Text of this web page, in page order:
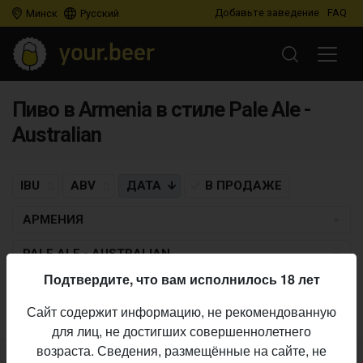
Минск Русский Добавьте заведение FAQ
Пиво в Armenia в стиле Pale Ale -
Australian
IBU ABV ДАТА В ПРОДАЖЕ
АРМЕНИЯ
PALE ALE - AUSTRALIAN
Пиво по заданным критериям не найдено
Подтвердите, что вам исполнилось 18 лет
Сайт содержит информацию, не рекомендованную
для лиц, не достигших совершеннолетнего
возраста. Сведения, размещённые на сайте, не